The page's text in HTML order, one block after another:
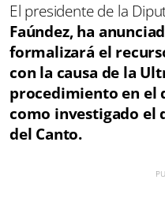
El presidente de la
Faúndez, ha
formalizará el
con la causa de la
procedimiento en el
como investigado el
del Canto.